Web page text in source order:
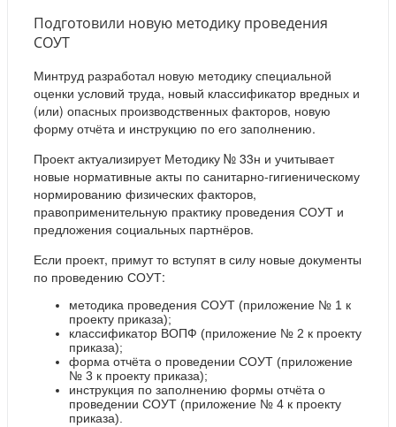
Подготовили новую методику проведения
СОУТ
Минтруд разработал новую методику специальной
оценки условий труда, новый классификатор вредных и
(или) опасных производственных факторов, новую
форму отчёта и инструкцию по его заполнению.
Проект актуализирует Методику № 33н и учитывает
новые нормативные акты по санитарно-гигиеническому
нормированию физических факторов,
правоприменительную практику проведения СОУТ и
предложения социальных партнёров.
Если проект, примут то вступят в силу новые документы
по проведению СОУТ:
методика проведения СОУТ (приложение № 1 к
проекту приказа);
классификатор ВОПФ (приложение № 2 к проекту
приказа);
форма отчёта о проведении СОУТ (приложение
№ 3 к проекту приказа);
инструкция по заполнению формы отчёта о
проведении СОУТ (приложение № 4 к проекту
приказа).